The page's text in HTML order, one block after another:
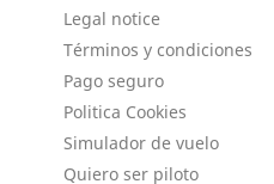
Legal notice
Términos y condiciones
Pago seguro
Politica Cookies
Simulador de vuelo
Quiero ser piloto